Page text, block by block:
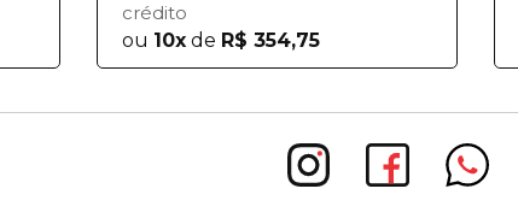
crédito
ou 10x de R$ 354,75